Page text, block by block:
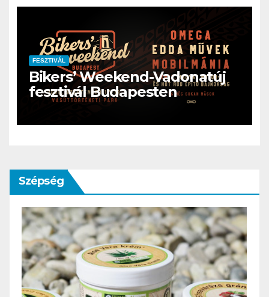
FESZTIVÁL
Bikers’ Weekend-Vadonatúj
fesztivál Budapesten
Szépség